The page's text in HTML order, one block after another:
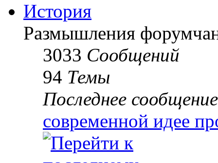
История
Размышления
3033 Сообщений
94 Темы
Последнее сообщение
современной идее